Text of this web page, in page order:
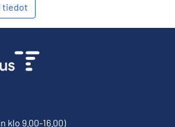
tiedot
klo 9.00-16.00)